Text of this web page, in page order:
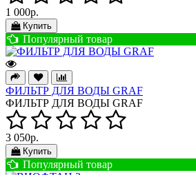
1 000р.
Купить
Популярный товар
ФИЛЬТР ДЛЯ ВОДЫ GRAF
ФИЛЬТР ДЛЯ ВОДЫ GRAF
3 050р.
Купить
Популярный товар